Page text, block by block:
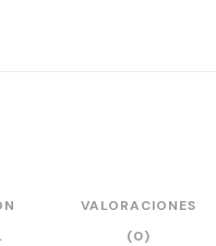
VALORACIONES
(0)